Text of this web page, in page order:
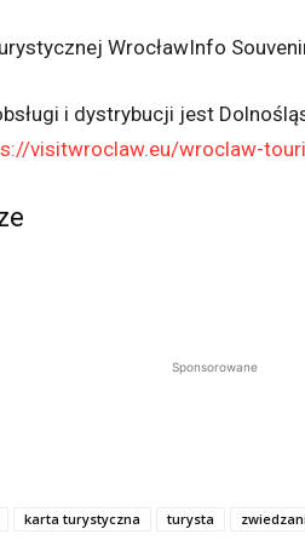
WrocławInfo
i dystrybucji jest
visitwroclaw.eu/wroclaw-
Sponsorowane
karta turystyczna turysta